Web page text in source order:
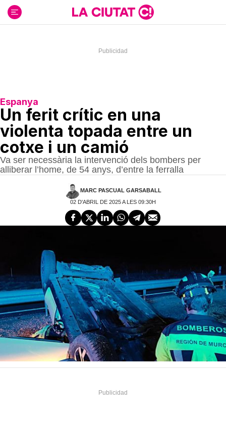
contenido
Espanya
Un ferit crític en una
violenta topada entre un
cotxe i un camió
Va ser necessària la intervenció dels bombers per
alliberar l’home, de 54 anys, d’entre la ferralla
MARC PASCUAL GARSABALL
02 D'ABRIL DE 2025 A LES 09:30H